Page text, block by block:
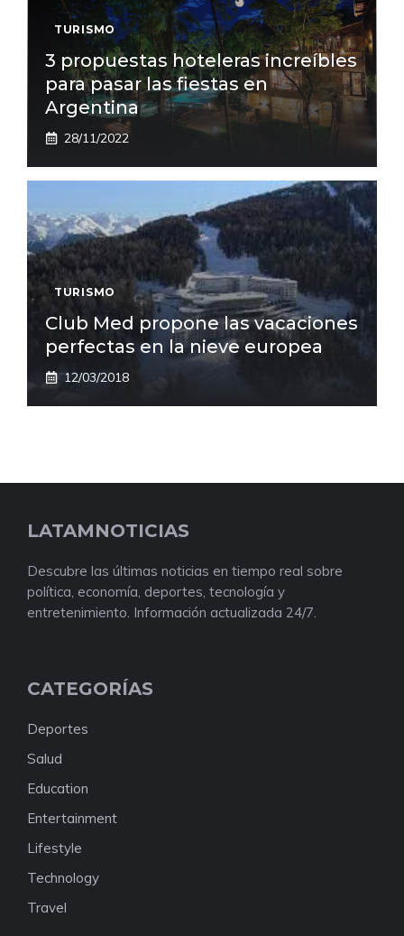
TURISMO
3 propuestas hoteleras increíbles
para pasar las fiestas en
Argentina
28/11/2022
TURISMO
Club Med propone las vacaciones
perfectas en la nieve europea
12/03/2018
LATAMNOTICIAS
Descubre las últimas noticias en tiempo real sobre
política, economía, deportes, tecnología y
entretenimiento. Información actualizada 24/7.
CATEGORÍAS
Deportes
Salud
Education
Entertainment
Lifestyle
Technology
Travel